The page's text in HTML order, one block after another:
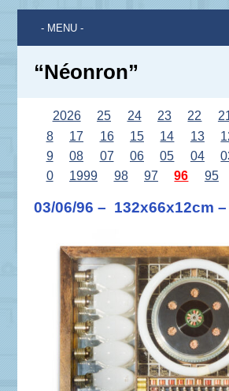
“Néonron”
2026 25 24 23 22
8
17 16 15 14 13
9
08 07 06 05 04
0
1999 98 97 96 95
03/06/96 – 132x66x12cm